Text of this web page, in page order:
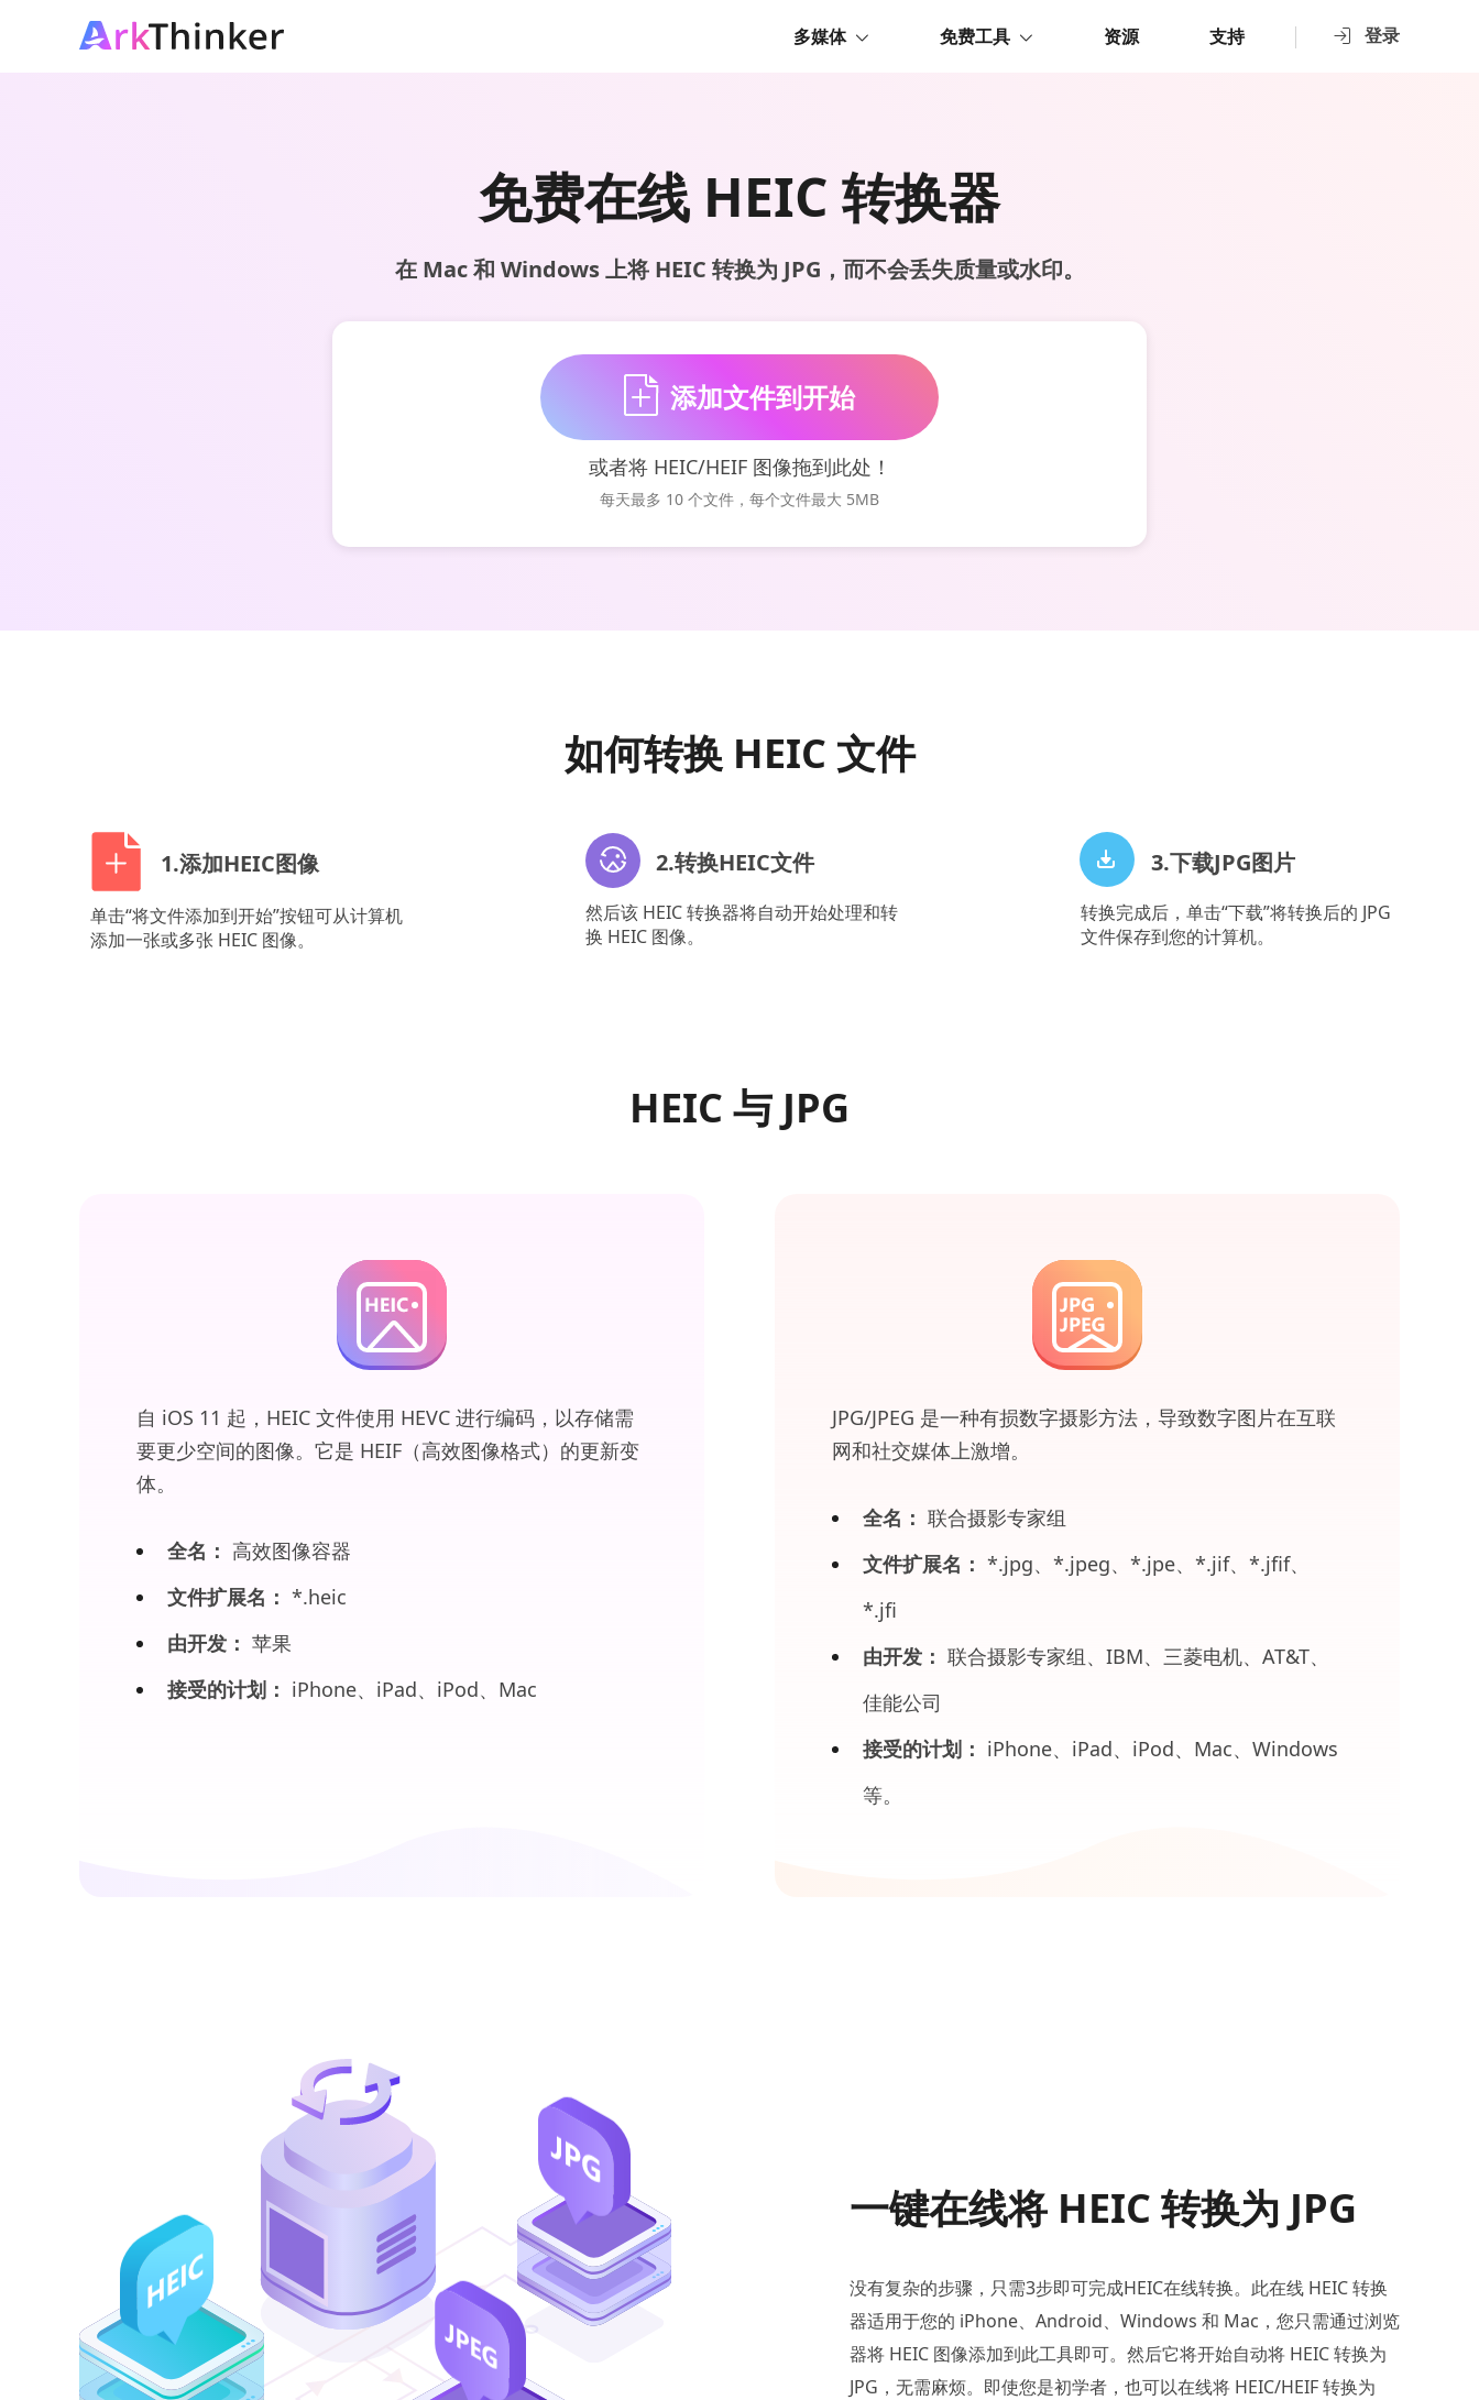
登录
多媒体 免费工具 资源 支持
免费在线 HEIC 转换器
在 Mac 和 Windows 上将 HEIC 转换为 JPG，而不会丢失质量或水印。
添加文件到开始
或者将 HEIC/HEIF 图像拖到此处！
每天最多 10 个文件，每个文件最大 5MB
如何转换 HEIC 文件
1.添加HEIC图像
单击“将文件添加到开始”按钮可从计算机
添加一张或多张 HEIC 图像。
2.转换HEIC文件
然后该 HEIC 转换器将自动开始处理和转
换 HEIC 图像。
3.下载JPG图片
转换完成后，单击“下载”将转换后的 JPG
文件保存到您的计算机。
HEIC 与 JPG
自 iOS 11 起，HEIC 文件使用 HEVC 进行编码，以存储需
要更少空间的图像。它是 HEIF（高效图像格式）的更新变
体。
全名： 高效图像容器
文件扩展名： *.heic
由开发： 苹果
接受的计划： iPhone、iPad、iPod、Mac
JPG/JPEG 是一种有损数字摄影方法，导致数字图片在互联
网和社交媒体上激增。
全名： 联合摄影专家组
文件扩展名： *.jpg、*.jpeg、*.jpe、*.jif、*.jfif、
*.jfi
由开发： 联合摄影专家组、IBM、三菱电机、AT&T、
佳能公司
接受的计划： iPhone、iPad、iPod、Mac、Windows
等。
一键在线将 HEIC 转换为 JPG
没有复杂的步骤，只需3步即可完成HEIC在线转换。此在线 HEIC 转换
器适用于您的 iPhone、Android、Windows 和 Mac，您只需通过浏览
器将 HEIC 图像添加到此工具即可。然后它将开始自动将 HEIC 转换为
JPG，无需麻烦。即使您是初学者，也可以在线将 HEIC/HEIF 转换为